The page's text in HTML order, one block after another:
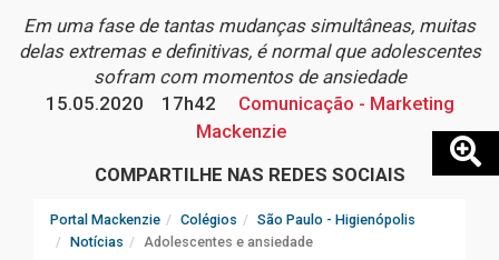
Em uma fase de tantas mudanças simultâneas, muitas
delas extremas e definitivas, é normal que adolescentes
sofram com momentos de ansiedade
15.05.2020
17h42
Comunicação - Marketing
Mackenzie
COMPARTILHE NAS REDES SOCIAIS
Portal Mackenzie Colégios
São Paulo - Higienópolis
Notícias
Adolescentes e ansiedade